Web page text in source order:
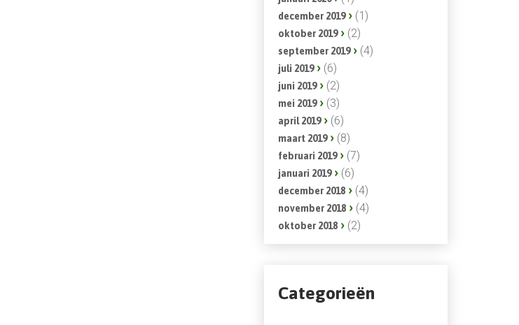
december 2019 (1)
oktober 2019 (2)
september 2019 (4)
juli 2019 (6)
juni 2019 (2)
mei 2019 (3)
april 2019 (6)
maart 2019 (8)
februari 2019 (7)
januari 2019 (6)
december 2018 (4)
november 2018 (4)
oktober 2018 (2)
Categorieën